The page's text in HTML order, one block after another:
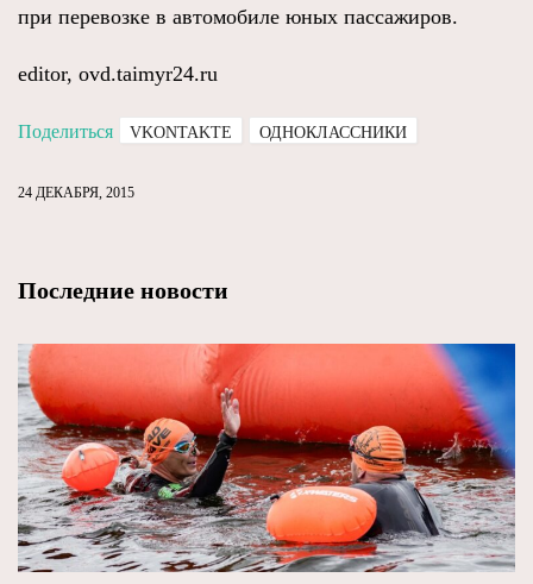
при перевозке в автомобиле юных пассажиров.
editor, ovd.taimyr24.ru
Поделиться VKONTAKTE ОДНОКЛАССНИКИ
24 ДЕКАБРЯ, 2015
Последние новости